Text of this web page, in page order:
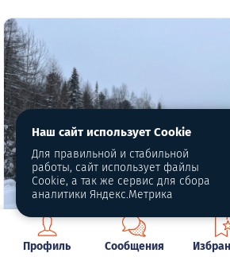
Профиль Сообщения
Наш сайт использует Cookie
Для правильной и стабильной
работы, сайт использует файлы
Cookie, а так же сервис для сбора
аналитики Яндекс.Метрика